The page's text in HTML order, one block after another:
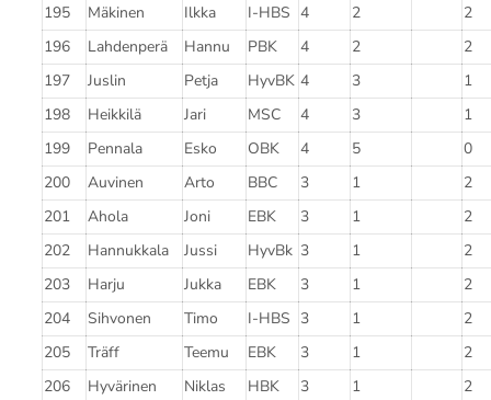
195
Mäkinen Ilkka I-HBS 4 2
2
196
Lahdenperä Hannu PBK 4 2
2
197
Juslin Petja HyvBK 4 3
1
198
Heikkilä Jari MSC 4 3
1
199
Pennala Esko OBK 4 5
0
200
Auvinen Arto BBC 3 1
2
201
Ahola Joni EBK 3 1
2
202
Hannukkala Jussi HyvBk 3 1
2
203
Harju Jukka EBK 3 1
2
204
Sihvonen Timo I-HBS 3 1
2
205
Träff Teemu EBK 3 1
2
206
Hyvärinen Niklas HBK 3 1
2